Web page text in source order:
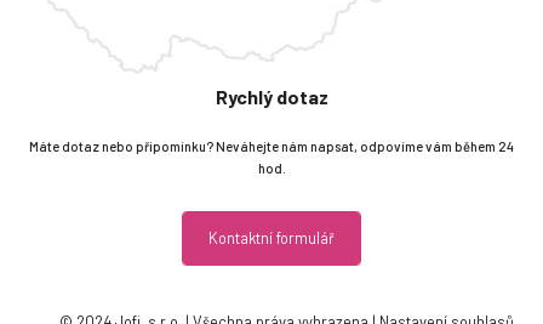
Rychlý dotaz
Máte dotaz nebo připomínku? Neváhejte nám napsat, odpovíme vám během 24
hod.
Kontaktní formulář